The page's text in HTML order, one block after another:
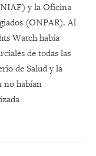
y la Oficina
(ONPAR). Al
Watch había
de todas las
de Salud y la
no habían